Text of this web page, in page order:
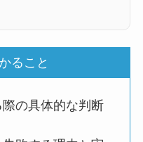
ること
の具体的な判断